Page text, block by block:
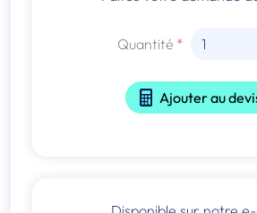
Quantité
Ajouter au